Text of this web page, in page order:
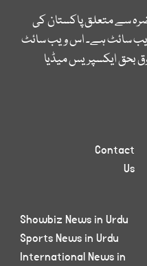
سے متعلق پاکستان کی
سائٹ ہے۔ اس ویب سائٹ
بحق ایکسپریس میڈیا
Contact
Us
Showbiz News in Urdu
Sports News in Urdu
International News in